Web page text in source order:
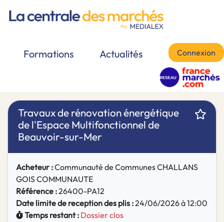
Formations Actualités Connexion
Travaux de rénovation énergétique
de l'Espace Multifonctionnel de
Beauvoir-sur-Mer
Acheteur :Communauté de Communes CHALLANS
GOIS COMMUNAUTE
Référence :26400-PA12
Date limite de reception des plis :24/06/2026 à 12:00
Temps restant : Dossier clos